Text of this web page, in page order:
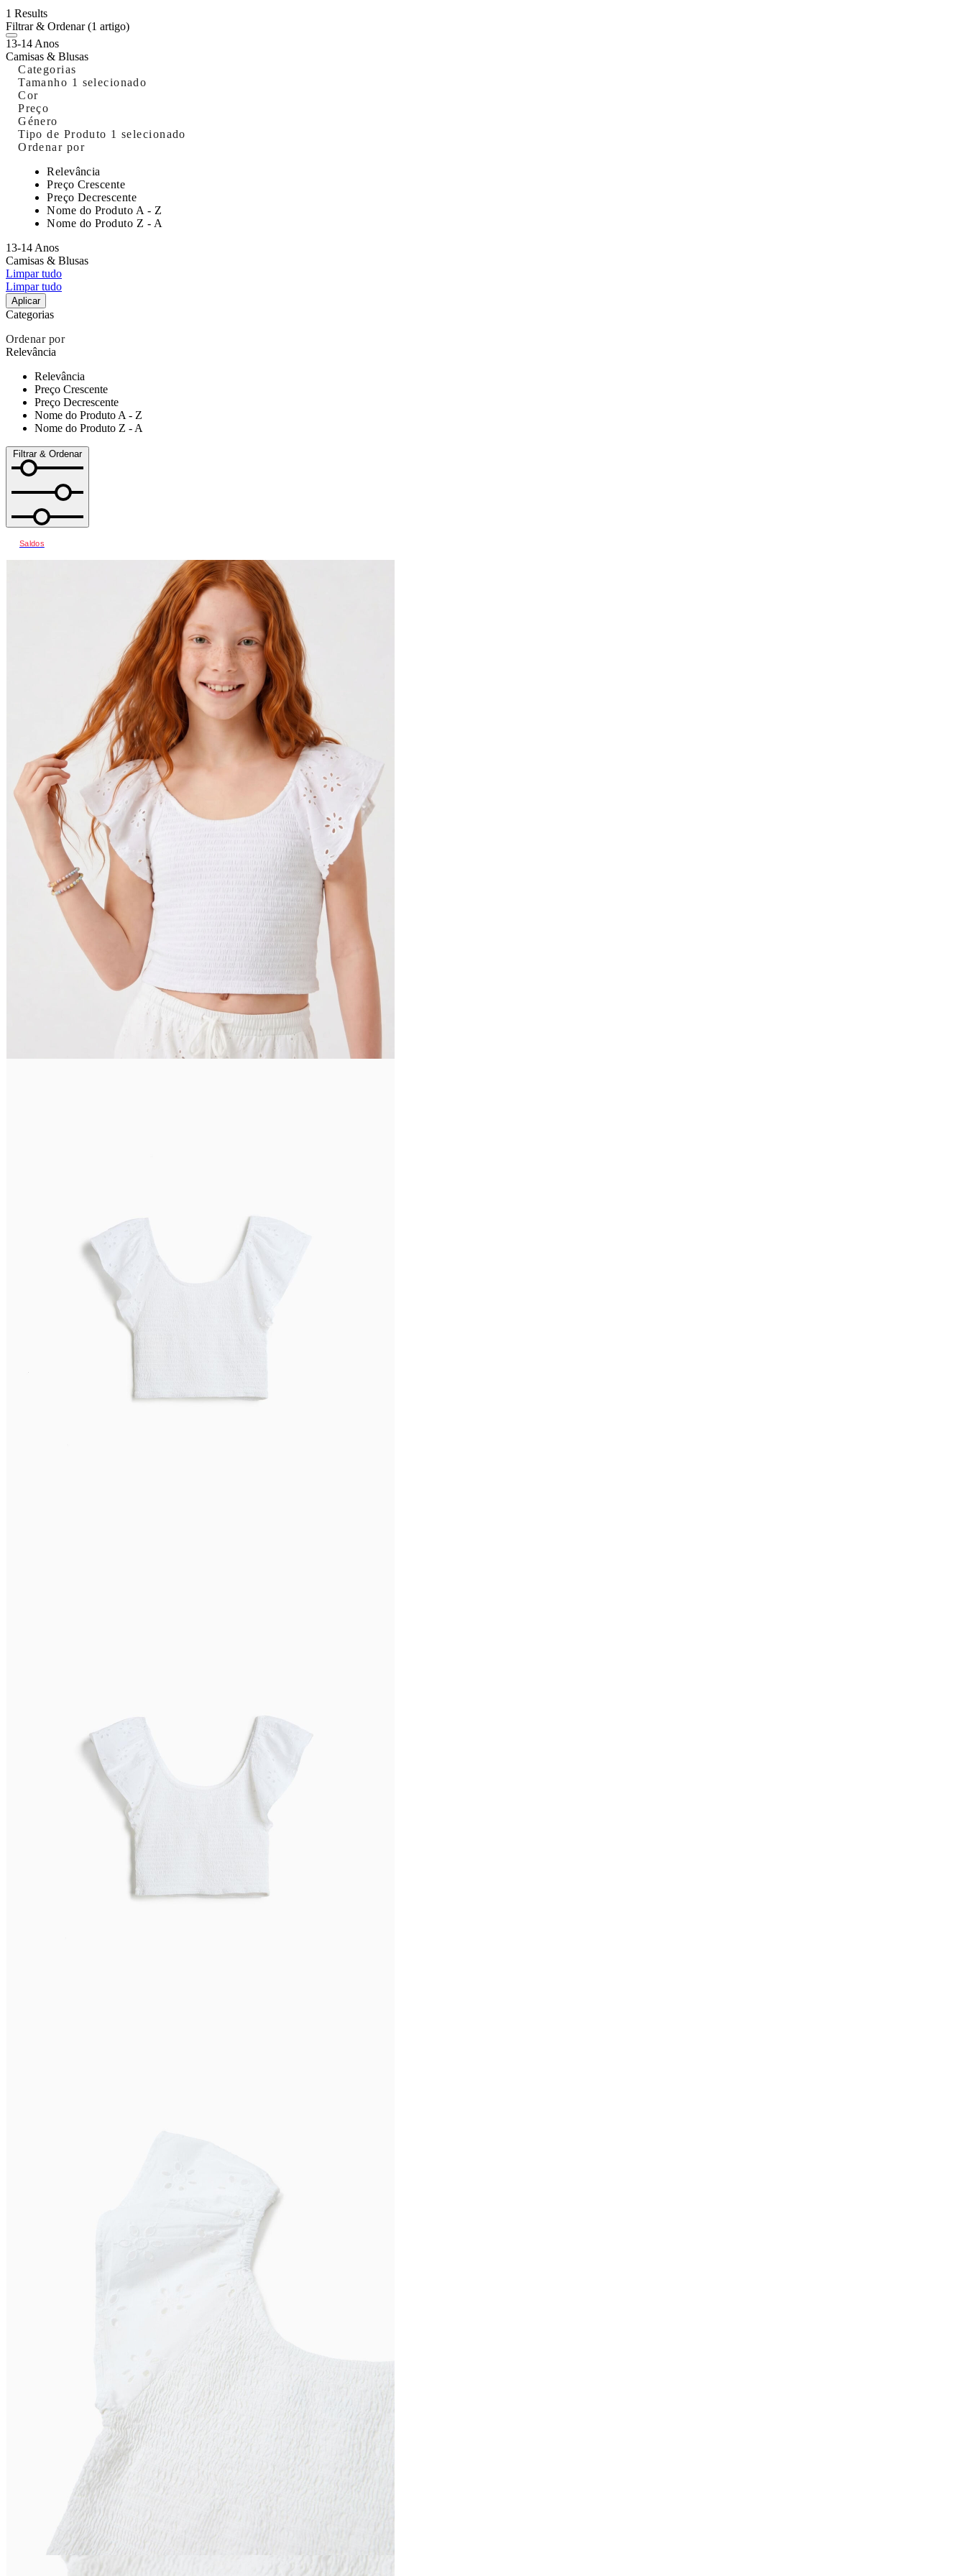
1 Results
Filtrar & Ordenar(1 artigo)
13-14 Anos
Camisas & Blusas
Categorias
Tamanho 1 selecionado
Cor
Preço
Género
Tipo de Produto 1 selecionado
Ordenar por
Relevância
Preço Crescente
Preço Decrescente
Nome do Produto A - Z
Nome do Produto Z - A
13-14 Anos
Camisas & Blusas
Limpar tudo
Limpar tudo
Aplicar
Categorias
Ordenar por
Relevância
Relevância
Preço Crescente
Preço Decrescente
Nome do Produto A - Z
Nome do Produto Z - A
Filtrar & Ordenar
Saldos